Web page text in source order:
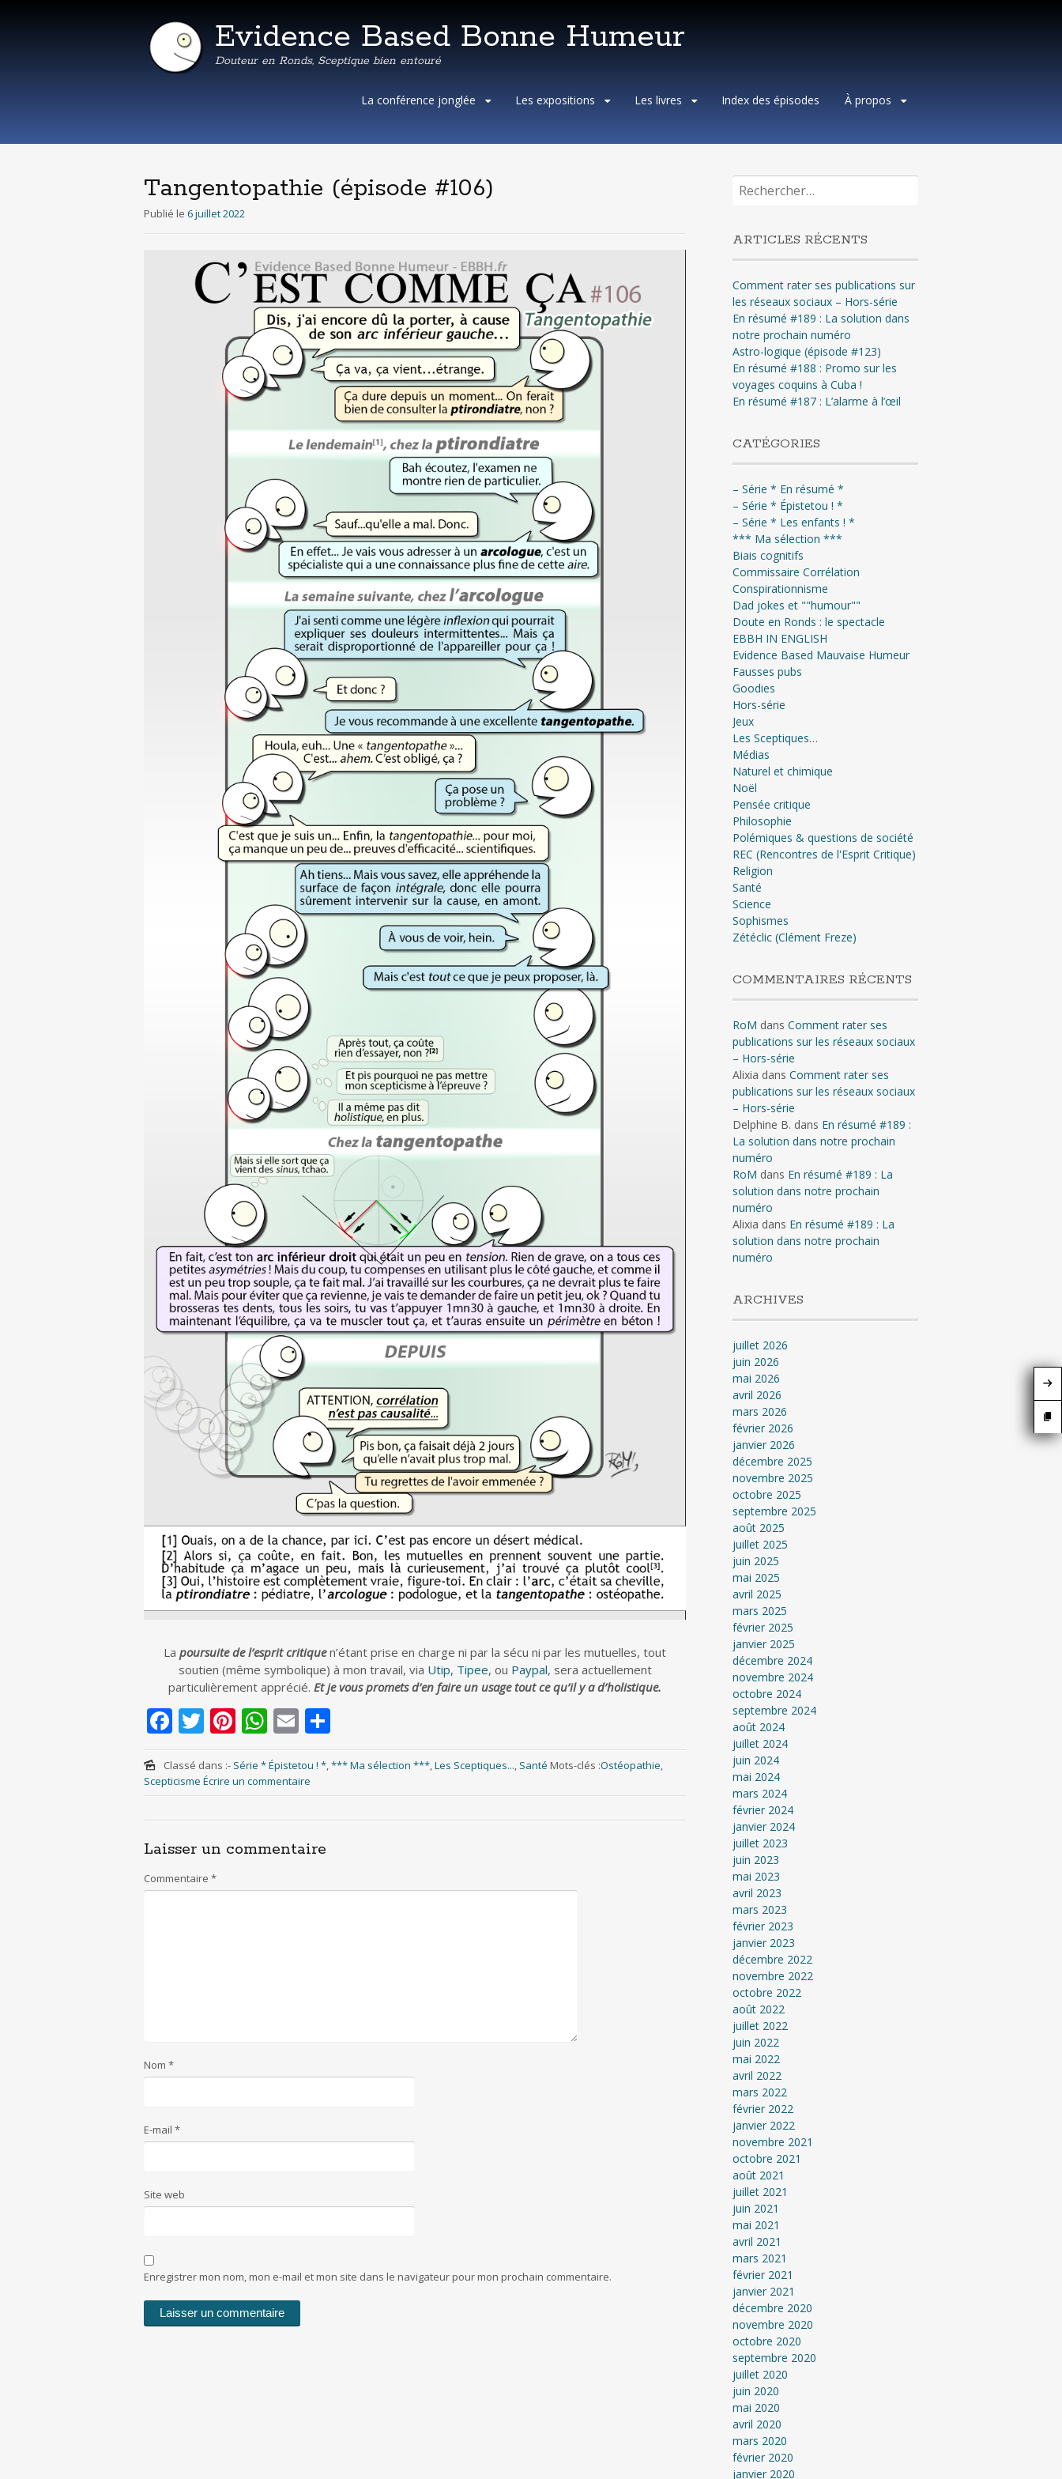
Evidence Based Bonne Humeur
Douteur en Ronds, Sceptique bien entouré
Aller
La conférence jonglée Les expositions Les livres Index des épisodes À propos
Tangentopathie (épisode #106)
Publié le 6 juillet 2022
La poursuite de l’esprit critiquen’étant prise en charge ni par la sécu ni par les mutuelles, tout
soutien (même symbolique) à mon travail, via Utip, Tipee, ou Paypal, sera actuellement
particulièrement apprécié. Et je vous promets d’en faire un usage tout ce qu’il y a d’holistique.
F
ac
e
b
o
o
k
T
w
itt
er
Pi
nt
er
e
st
W
h
at
s
A
p
E
m
ai
l
h
ar
e
Classé dans :- Série * Épistetou ! *, *** Ma sélection ***, Les Sceptiques... Santé Mots-clés :Ostéopathie
Scepticisme Écrire un commentaire
Laisser un commentaire
Commentaire *
Nom *
E-mail *
Site web
Enregistrer mon nom, mon e-mail et mon site dans le navigateur pour mon prochain commentaire.
Rechercher :
ARTICLES RÉCENTS
Comment rater ses publications sur
les réseaux sociaux – Hors-série
En résumé #189 : La solution dans
notre prochain numéro
Astro-logique (épisode #123)
En résumé #188 : Promo sur les
voyages coquins à Cuba !
En résumé #187 : L’alarme à l’œil
CATÉGORIES
– Série * En résumé *
– Série * Épistetou ! *
– Série * Les enfants ! *
*** Ma sélection ***
Biais cognitifs
Commissaire Corrélation
Conspirationnisme
Dad jokes et ""humour""
Doute en Ronds : le spectacle
EBBH IN ENGLISH
Evidence Based Mauvaise Humeur
Fausses pubs
Goodies
Hors-série
Jeux
Les Sceptiques…
Médias
Naturel et chimique
Noël
Pensée critique
Philosophie
Polémiques & questions de société
REC (Rencontres de l'Esprit Critique)
Religion
Santé
Science
Sophismes
Zétéclic (Clément Freze)
COMMENTAIRES RÉCENTS
RoM dans Comment rater ses
publications sur les réseaux sociaux
– Hors-série
Alixia dans Comment rater ses
publications sur les réseaux sociaux
– Hors-série
Delphine B. dans En résumé #189 :
La solution dans notre prochain
numéro
RoM dans En résumé #189 : La
solution dans notre prochain
numéro
Alixia dans En résumé #189 : La
solution dans notre prochain
numéro
ARCHIVES
juillet 2026
juin 2026
mai 2026
avril 2026
mars 2026
février 2026
janvier 2026
décembre 2025
novembre 2025
octobre 2025
septembre 2025
août 2025
juillet 2025
juin 2025
mai 2025
avril 2025
mars 2025
février 2025
janvier 2025
décembre 2024
novembre 2024
octobre 2024
septembre 2024
août 2024
juillet 2024
juin 2024
mai 2024
mars 2024
février 2024
janvier 2024
juillet 2023
juin 2023
mai 2023
avril 2023
mars 2023
février 2023
janvier 2023
décembre 2022
novembre 2022
octobre 2022
août 2022
juillet 2022
juin 2022
mai 2022
avril 2022
mars 2022
février 2022
janvier 2022
novembre 2021
octobre 2021
août 2021
juillet 2021
juin 2021
mai 2021
avril 2021
mars 2021
février 2021
janvier 2021
décembre 2020
novembre 2020
octobre 2020
septembre 2020
juillet 2020
juin 2020
mai 2020
avril 2020
mars 2020
février 2020
janvier 2020